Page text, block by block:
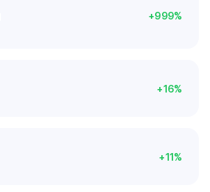
+999%
+16%
+11%